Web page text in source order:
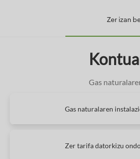
Zer izan
Gas
Gas naturalaren
Zer tarifa datorkizu